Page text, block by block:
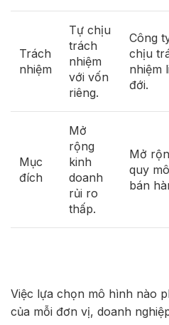
Trách
nhiệm
Tự chịu
trách
nhiệm
với vốn
riêng.
Công
chịu
nhiệm
đới.
Mục
đích
Mở
rộng
kinh
doanh
rủi ro
thấp.
Mở
quy
bán
Việc lựa chọn mô hình nào
của mỗi đơn vị, doanh